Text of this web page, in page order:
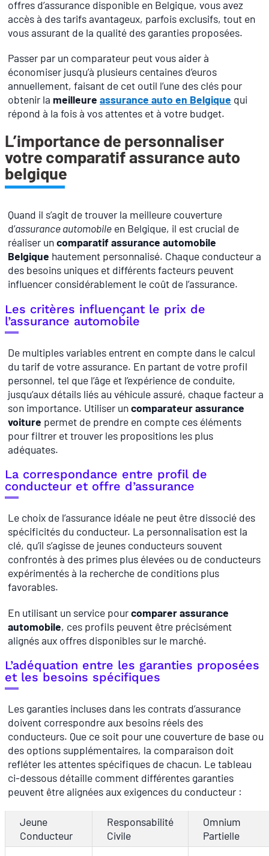
offres d’assurance disponible en Belgique, vous avez
accès à des tarifs avantageux, parfois exclusifs, tout en
vous assurant de la qualité des garanties proposées.
Passer par un comparateur peut vous aider à
économiser jusqu’à plusieurs centaines d’euros
annuellement, faisant de cet outil l’une des clés pour
obtenir la meilleure assurance auto en Belgique qui
répond à la fois à vos attentes et à votre budget.
L’importance de personnaliser
votre comparatif assurance auto
belgique
Quand il s’agit de trouver la meilleure couverture
d’assurance automobile en Belgique, il est crucial de
réaliser uncomparatif assurance automobile
Belgique hautement personnalisé. Chaque conducteur a
des besoins uniques et différents facteurs peuvent
influencer considérablement le coût de l’assurance.
Les critères influençant le prix de
l’assurance automobile
De multiples variables entrent en compte dans le calcul
du tarif de votre assurance. En partant de votre profil
personnel, tel que l’âge et l’expérience de conduite,
jusqu’aux détails liés au véhicule assuré, chaque facteur a
son importance. Utiliser uncomparateur assurance
voiture permet de prendre en compte ces éléments
pour filtrer et trouver les propositions les plus
adéquates.
La correspondance entre profil de
conducteur et offre d’assurance
Le choix de l’assurance idéale ne peut être dissocié des
spécificités du conducteur. La personnalisation est la
clé, qu’il s’agisse de jeunes conducteurs souvent
confrontés à des primes plus élevées ou de conducteurs
expérimentés à la recherche de conditions plus
favorables.
En utilisant un service pourcomparer assurance
automobile, ces profils peuvent être précisément
alignés aux offres disponibles sur le marché.
L’adéquation entre les garanties proposées
et les besoins spécifiques
Les garanties incluses dans les contrats d’assurance
doivent correspondre aux besoins réels des
conducteurs. Que ce soit pour une couverture de base ou
des options supplémentaires, la comparaison doit
refléter les attentes spécifiques de chacun. Le tableau
ci-dessous détaille comment différentes garanties
peuvent être alignées aux exigences du conducteur :
Jeune
Conducteur
Responsabilité
Civile
Omnium
Partielle